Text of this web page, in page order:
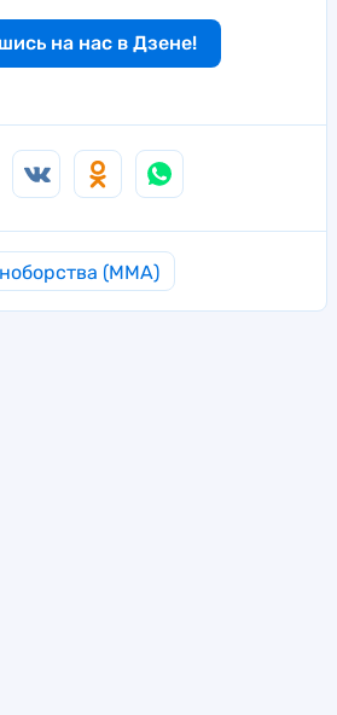
на нас в Дзене!
(MMA)